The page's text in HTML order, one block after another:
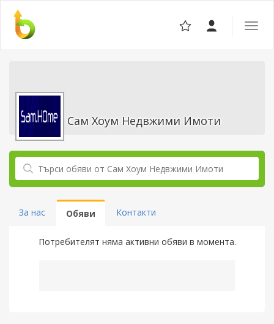
Сам Хоум Недвжими Имоти
За нас Обяви Контакти
Потребителят няма активни обяви в момента.